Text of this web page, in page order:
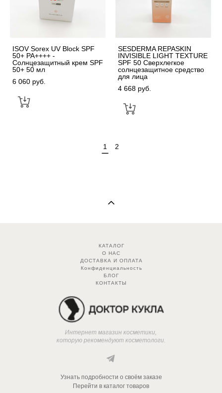
ISOV Sorex UV Block SPF
50+ PA++++ -
Солнцезащитный крем SPF
50+ 50 мл
6 060 pуб.
SESDERMA REPASKIN
INVISIBLE LIGHT TEXTURE
SPF 50 Сверхлегкое
солнцезащитное средство
для лица
4 668 pуб.
1 2
КАТАЛОГ
О НАС
ДОСТАВКА И ОПЛАТА
Конфиденциальность
БЛОГ
КОНТАКТЫ
Интернет магазин косметики,
которую рекомендуют косметологи.
Узнать подробности о своём заказе
Перейти в каталог товаров